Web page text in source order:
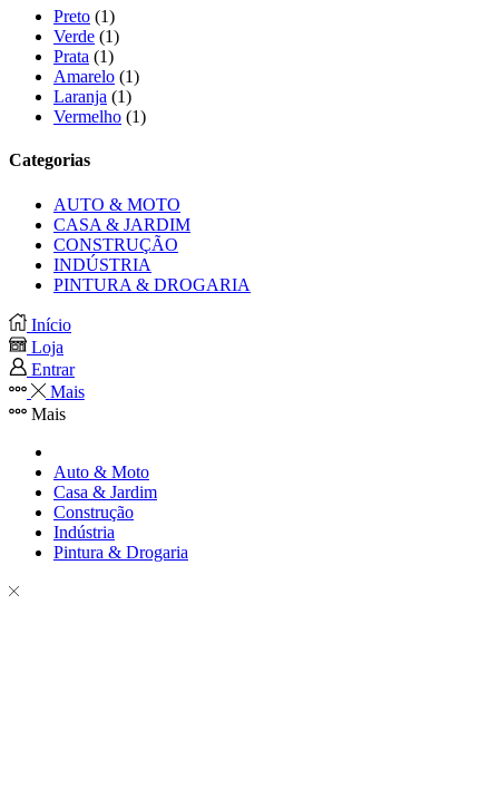
Preto (1)
Verde (1)
Prata (1)
Amarelo (1)
Laranja (1)
Vermelho (1)
Categorias
AUTO & MOTO
CASA & JARDIM
CONSTRUÇÃO
INDÚSTRIA
PINTURA & DROGARIA
Início
Loja
Entrar
Mais
Mais
Auto & Moto
Casa & Jardim
Construção
Indústria
Pintura & Drogaria